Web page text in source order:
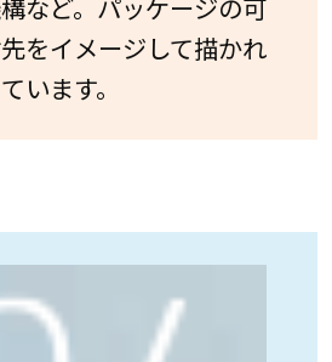
をイメージして描かれ
ています。